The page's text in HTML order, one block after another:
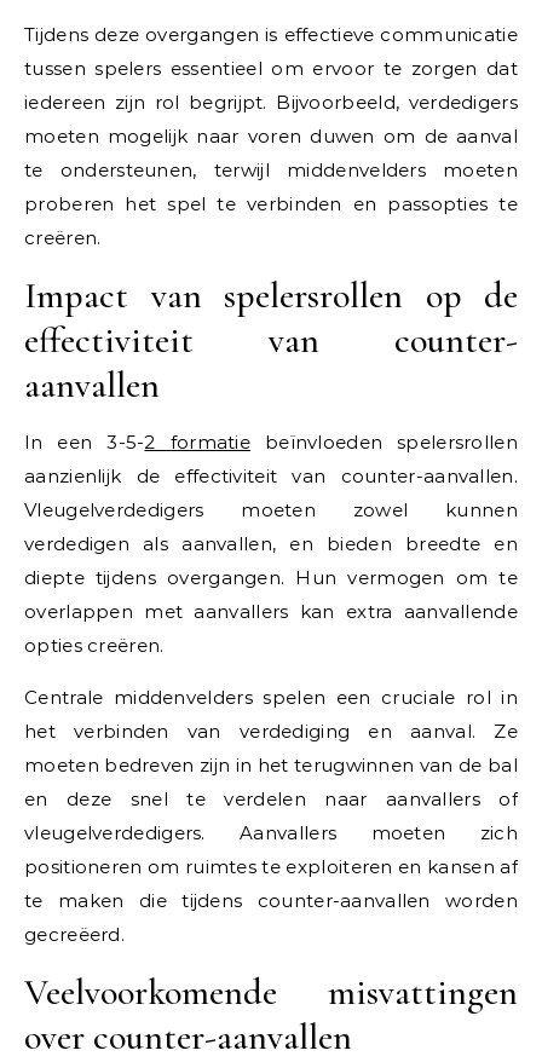
Tijdens deze overgangen is effectieve communicatie
tussen spelers essentieel om ervoor te zorgen dat
iedereen zijn rol begrijpt. Bijvoorbeeld, verdedigers
moeten mogelijk naar voren duwen om de aanval
te ondersteunen, terwijl middenvelders moeten
proberen het spel te verbinden en passopties te
creëren.
Impact van spelersrollen op de
effectiviteit van counter-
aanvallen
In een 3-5-2 formatie beïnvloeden spelersrollen
aanzienlijk de effectiviteit van counter-aanvallen.
Vleugelverdedigers moeten zowel kunnen
verdedigen als aanvallen, en bieden breedte en
diepte tijdens overgangen. Hun vermogen om te
overlappen met aanvallers kan extra aanvallende
opties creëren.
Centrale middenvelders spelen een cruciale rol in
het verbinden van verdediging en aanval. Ze
moeten bedreven zijn in het terugwinnen van de bal
en deze snel te verdelen naar aanvallers of
vleugelverdedigers. Aanvallers moeten zich
positioneren om ruimtes te exploiteren en kansen af
te maken die tijdens counter-aanvallen worden
gecreëerd.
Veelvoorkomende misvattingen
over counter-aanvallen